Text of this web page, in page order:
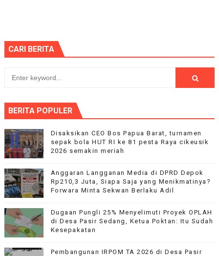
CARI BERITA
BERITA POPULER
Disaksikan CEO Bos Papua Barat, turnamen
sepak bola HUT RI ke 81 pesta Raya cikeusik
2026 semakin meriah
Anggaran Langganan Media di DPRD Depok
Rp210,3 Juta, Siapa Saja yang Menikmatinya?
Forwara Minta Sekwan Berlaku Adil
Dugaan Pungli 25% Menyelimuti Proyek OPLAH
di Desa Pasir Sedang, Ketua Poktan: Itu Sudah
Kesepakatan
Pembangunan IRPOM TA 2026 di Desa Pasir